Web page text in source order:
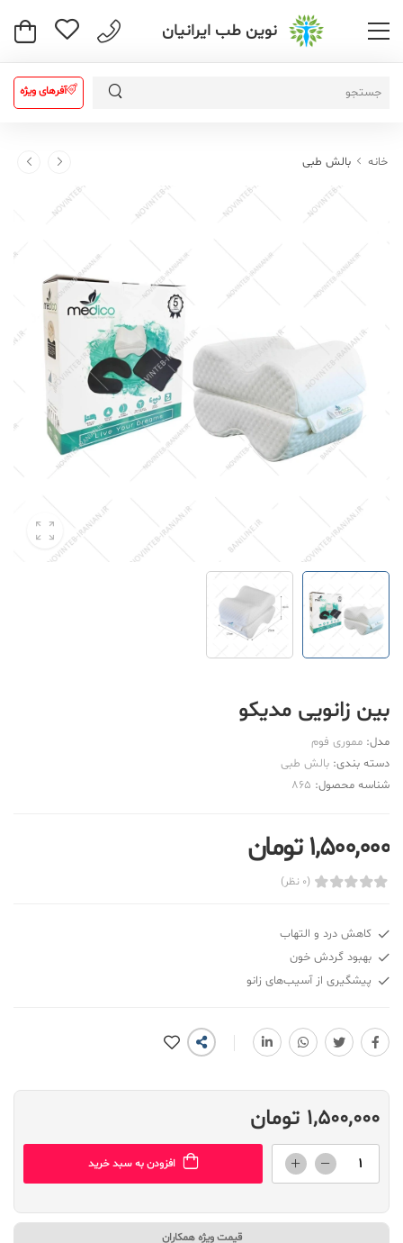
نوین طب ایرانیان
آفرهای ویژه
خانه بالش طبی
بین زانویی مدیکو
مدل: مموری فوم
دسته بندی: بالش طبی
شناسه محصول: 865
1,500,000 تومان
(0 نظر)
کاهش درد و التهاب
بهبود گردش خون
پیشگیری از آسیب‌های زانو
1,500,000 تومان
افزودن به سبد خرید
قیمت ویژه همکاران